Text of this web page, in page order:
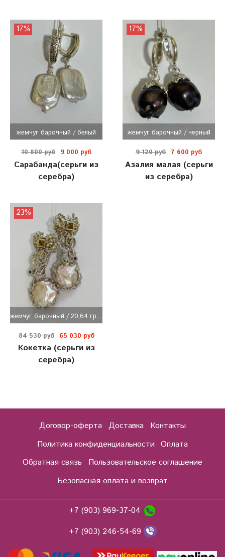
жемчуг барочный / белый
17%
10 800 руб 9 000 руб
Сарабанда(серьги из
серебра)
жемчуг барочный / черный
17%
9 120 руб 7 600 руб
Азалия малая (серьги
из серебра)
жемчуг барочный / 20,64 гр....
23%
84 530 руб 65 030 руб
Кокетка (серьги из
серебра)
Договор-оферта Доставка
Контакты
Политика конфиденциальности Оплата
Обратная связь
Пользовательское соглашение
Безопасная оплата и возврат
+7 (903) 969-37-04
+7 (903) 246-54-69